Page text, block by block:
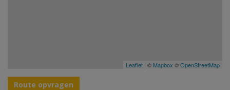
Leaflet | © Mapbox ©OpenStreetMap
Route opvragen